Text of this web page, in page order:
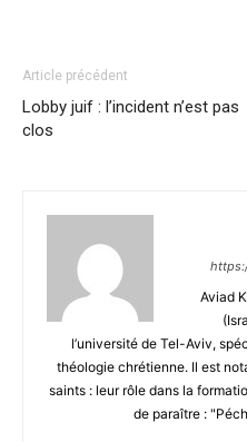
Article précédent
Lobby juif : l’incident n’est pas
clos
Aviad
l’université de Tel-Aviv,
théologie chrétienne. Il est
saints : leur rôle dans la
de paraître :